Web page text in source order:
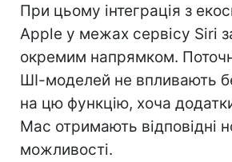
При цьому інтеграція з
Apple у межах сервісу Siri
окремим напрямком.
ШІ-моделей не впливають
на цю функцію, хоча
Mac отримають відповідні
можливості.